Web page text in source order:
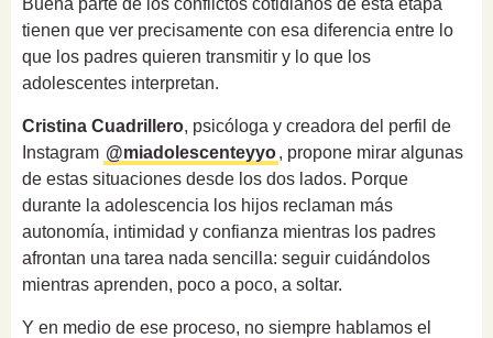
Buena parte de los conflictos cotidianos de esta etapa
tienen que ver precisamente con esa diferencia entre lo
que los padres quieren transmitir y lo que los
adolescentes interpretan.
Cristina Cuadrillero, psicóloga y creadora del perfil de
Instagram @miadolescenteyyo, propone mirar algunas
de estas situaciones desde los dos lados. Porque
durante la adolescencia los hijos reclaman más
autonomía, intimidad y confianza mientras los padres
afrontan una tarea nada sencilla: seguir cuidándolos
mientras aprenden, poco a poco, a soltar.
Y en medio de ese proceso, no siempre hablamos el